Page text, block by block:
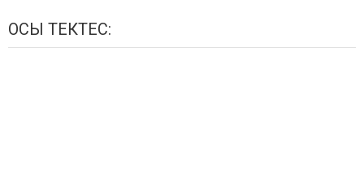
ОСЫ ТЕКТЕС: